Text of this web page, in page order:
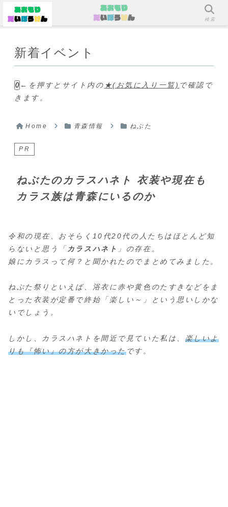
新着イベント
0 ←を押すとサイト内の ★(お気に入り一覧) で確認で
きます。
Home 青森情報 ねぶた
PR
ねぶたのカラスハネト 衣装や現在も
カラス族は青森にいるのか
令和の現在、おそらく10代20代の人たちはほとんど知
らないと思う「 カラスハネト 」の存在。
娘にカラスって何？と聞かれたのでまとめてみました。
ねぶた祭りといえば、浴衣に赤や黄色のたすきなどをま
とった衣装が定番で終始「楽しい～」という思いしかな
いでしょう。
しかし、カラスハネトを間近で見ていた私は、 楽しいよ
りも『怖い』の方が大きかったです。
メニュー 検索